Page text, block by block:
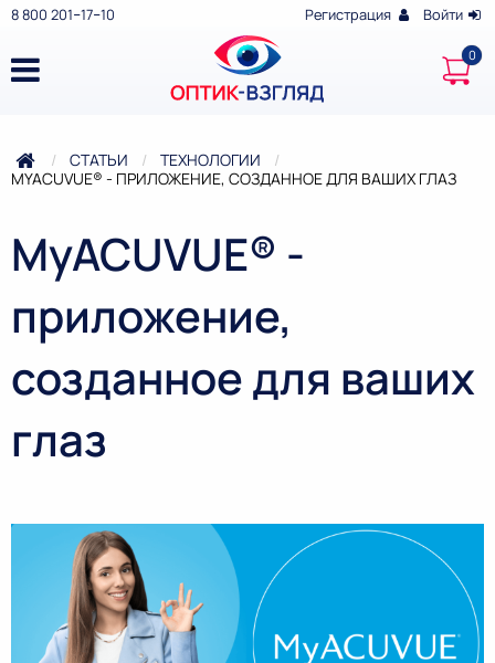
8 800 201‒17‒10 Регистрация Войти
СТАТЬИ
ТЕХНОЛОГИИ
ТЕКУЩАЯ:
MYACUVUE® - ПРИЛОЖЕНИЕ, СОЗДАННОЕ ДЛЯ ВАШИХ ГЛАЗ
MyACUVUE® -
приложение,
созданное для ваших
глаз